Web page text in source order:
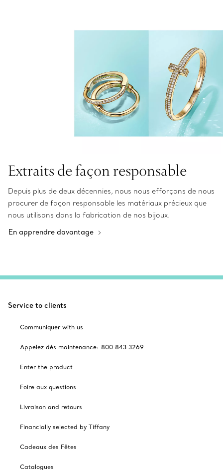
Extraits de façon responsable
Depuis plus de deux décennies, nous nous efforçons de nous
procurer de façon responsable les matériaux précieux que
nous utilisons dans la fabrication de nos bijoux.
En apprendre davantage
Service to clients
Communiquer with us
Appelez dès maintenance: 800 843 3269
Enter the product
Foire aux questions
Livraison and retours
Financially selected by Tiffany
Cadeaux des Fêtes
Catalogues